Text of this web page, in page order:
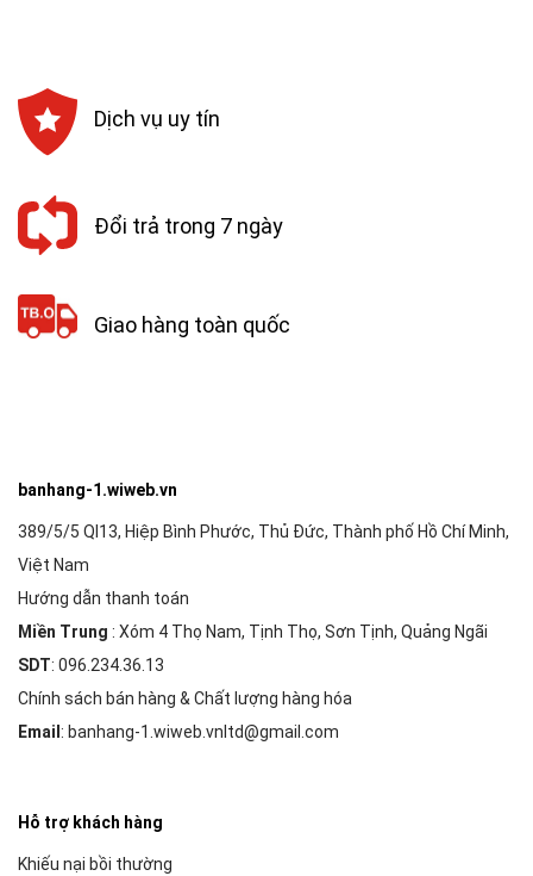
Dịch vụ uy tín
Đổi trả trong 7 ngày
Giao hàng toàn quốc
banhang-1.wiweb.vn
389/5/5 Ql13, Hiệp Bình Phước, Thủ Đức, Thành phố Hồ Chí Minh,
Việt Nam
Hướng dẫn thanh toán
Miền Trung : Xóm 4 Thọ Nam, Tịnh Thọ, Sơn Tịnh, Quảng Ngãi
SDT: 096.234.36.13
Chính sách bán hàng & Chất lượng hàng hóa
Email : banhang-1.wiweb.vnltd@gmail.com
Hỗ trợ khách hàng
Khiếu nại bồi thường